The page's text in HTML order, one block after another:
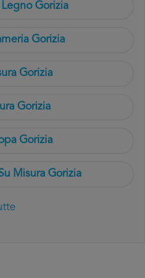
Legno Gorizia
Gorizia
Gorizia
Gorizia
Gorizia
Misura Gorizia